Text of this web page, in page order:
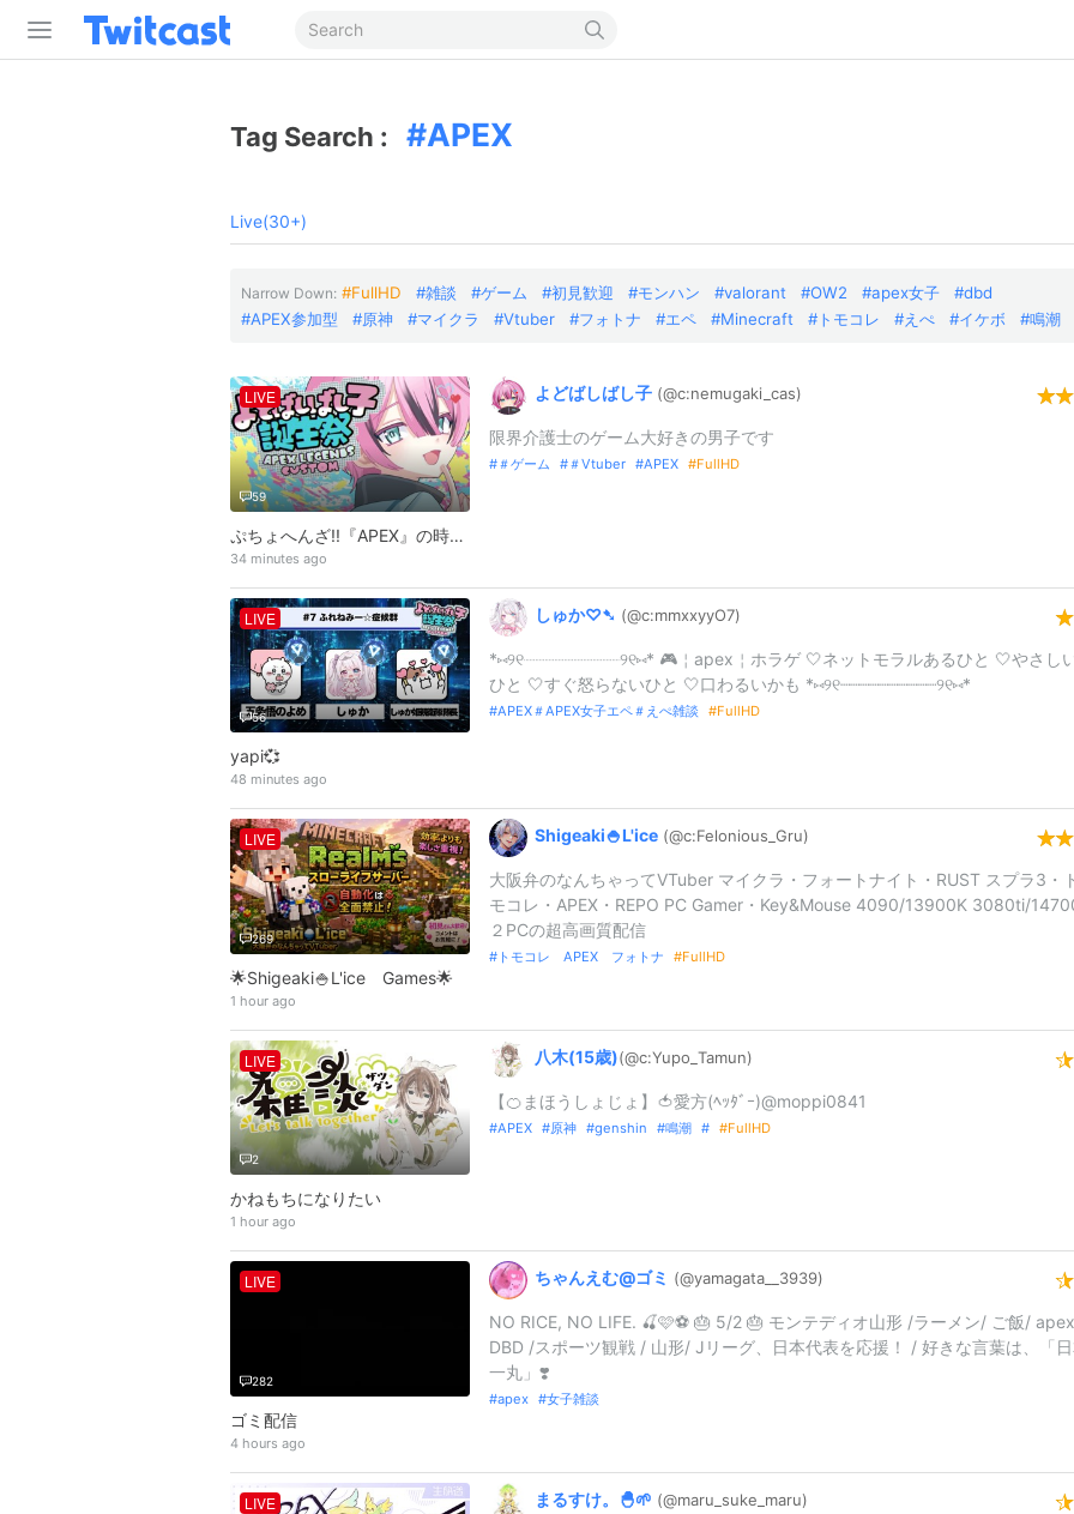
Tag Search : APEX
Live(30+)
Narrow Down: FullHD 雑談 ゲーム 初見歓迎 モンハン valorant OW2 apex女子
dbd
APEX参加型
原神 マイクラ Vtuber フォトナ エペ Minecraft トモコレ えぺ イケボ 鳴潮
LIVE
59
ぷちょへんざ!!『APEX』の時間です。
34 minutes ago
よどばしばし子 (@c:nemugaki_ cas)
限界介護士のゲーム大好きの男子です
＃ゲーム ＃Vtuber APEX FullHD
LIVE
56
yapi💞
48 minutes ago
しゅか♡➷ (@c:mmxxyyO7)
*⑅︎୨୧┈︎┈︎┈┈┈┈┈┈┈︎┈︎୨୧⑅︎* 🎮￤apex￤ホラゲ 🤍ネットモラルあるひと 🤍やさし
ひと 🤍すぐ怒らないひと 🤍口わるいかも *⑅︎୨୧┈︎┈︎┈┈┈┈┈┈┈︎┈︎୨୧⑅︎*
APEX＃APEX女子エペ＃えぺ雑談 FullHD
LIVE
269
🌟Shigeaki🍚L'ice Games🌟
1 hour ago
Shigeaki🍚L'ice (@c:Felonious_ Gru)
大阪弁のなんちゃってVTuber マイクラ・フォートナイト・RUST スプラ3・
モコレ・APEX・REPO PC Gamer・Key&Mouse 4090/13900K 3080ti/
２PCの超高画質配信
トモコレ APEX フォトナ FullHD
LIVE
2
かねもちになりたい
1 hour ago
八木(15歳)(@c:Yupo_ Tamun)
【🍊まほうしょじょ】🍅愛方(ﾍｯﾀﾞｰ)@moppi0841
APEX 原神 genshin 鳴潮 FullHD
LIVE
282
ゴミ配信
4 hours ago
ちゃんえむ@ゴミ (@yamagata_ 3939)
NO RICE, NO LIFE. 🍒🩷⚽️ 🎂 5/2 🎂 モンテディオ山形 /ラーメン/ ご飯/
DBD /スポーツ観戦 / 山形/ Jリーグ、日本代表を応援！ / 好きな言葉は、「
一丸」❣️
apex 女子雑談
LIVE まるすけ。🐣🌱 (@maru_ suke_ maru)